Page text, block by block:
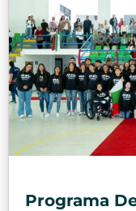
Programa